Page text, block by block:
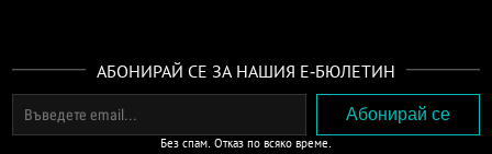
АБОНИРАЙ СЕ ЗА НАШИЯ Е-БЮЛЕТИН
Без спам. Отказ по всяко време.